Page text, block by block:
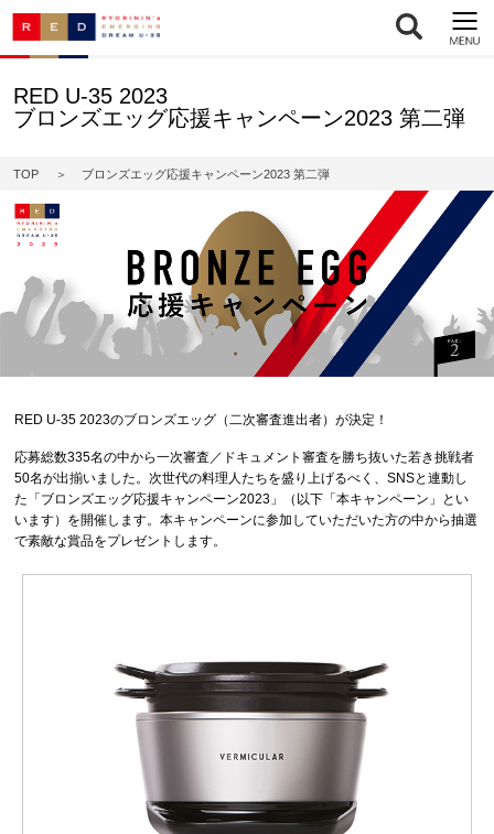
RED U-35 2023
ブロンズエッグ応援キャンペーン2023 第二弾
TOP ブロンズエッグ応援キャンペーン2023 第二弾
RED U-35 2023のブロンズエッグ（二次審査進出者）が決定！
応募総数335名の中から一次審査／ドキュメント審査を勝ち抜いた若き挑戦者
50名が出揃いました。次世代の料理人たちを盛り上げるべく、SNSと連動し
た「ブロンズエッグ応援キャンペーン2023」（以下「本キャンペーン」とい
います）を開催します。本キャンペーンに参加していただいた方の中から抽選
で素敵な賞品をプレゼントします。